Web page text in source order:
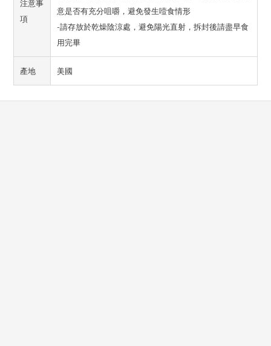
注意事
項
意是否有充分咀嚼，避免發生噎食情形
-請存放於乾燥陰涼處，避免陽光直射，拆封後請盡早食
用完畢
產地 美國